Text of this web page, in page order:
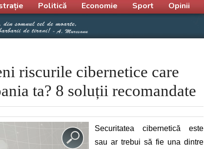
riscurile cibernetice care
ta? 8 soluții recomandate
Securitatea cibernetică este
sau ar trebui să fie una dintre
Politică Economie Sport Opinii